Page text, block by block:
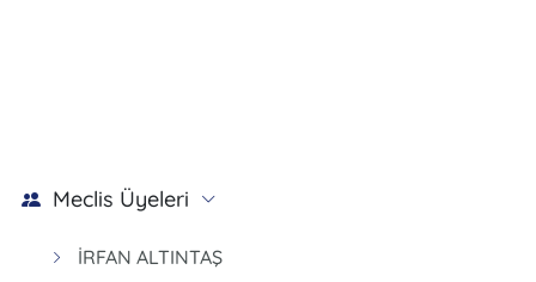
Meclis Üyeleri
İRFAN ALTINTAŞ